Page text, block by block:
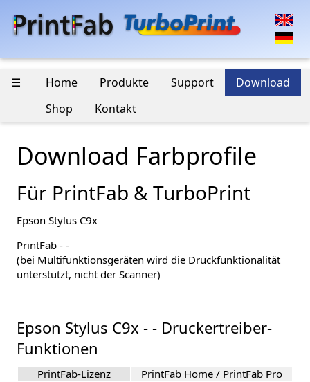
☰ Home Produkte Support
Download
Shop
Kontakt
Download Farbprofile
Für PrintFab & TurboPrint
Epson Stylus C9x
PrintFab - -
(bei Multifunktionsgeräten wird die Druckfunktionalität
unterstützt, nicht der Scanner)
Epson Stylus C9x - - Druckertreiber-
Funktionen
PrintFab-Lizenz
PrintFab Home / PrintFab Pro